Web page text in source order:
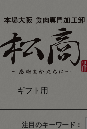
ギフト用
注目のキーワード：